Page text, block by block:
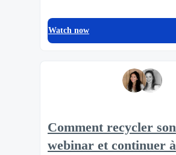
Watch now
Comment recycler son
webinar et continuer à